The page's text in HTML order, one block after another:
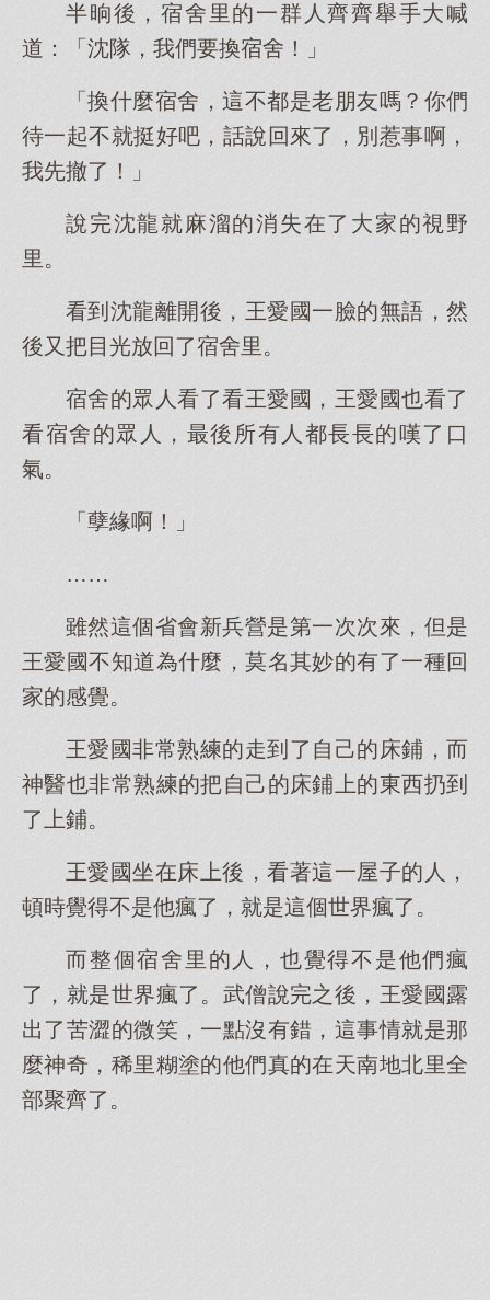
半晌後，宿舍里的一群人齊齊舉手大喊
道：「沈隊，我們要換宿舍！」
「換什麼宿舍，這不都是老朋友嗎？你們
待一起不就挺好吧，話說回來了，別惹事啊，
我先撤了！」
說完沈龍就麻溜的消失在了大家的視野
里。
看到沈龍離開後，王愛國一臉的無語，然
後又把目光放回了宿舍里。
宿舍的眾人看了看王愛國，王愛國也看了
看宿舍的眾人，最後所有人都長長的嘆了口
氣。
「孽緣啊！」
……
雖然這個省會新兵營是第一次次來，但是
王愛國不知道為什麼，莫名其妙的有了一種回
家的感覺。
王愛國非常熟練的走到了自己的床鋪，而
神醫也非常熟練的把自己的床鋪上的東西扔到
了上鋪。
王愛國坐在床上後，看著這一屋子的人，
頓時覺得不是他瘋了，就是這個世界瘋了。
而整個宿舍里的人，也覺得不是他們瘋
了，就是世界瘋了。武僧說完之後，王愛國露
出了苦澀的微笑，一點沒有錯，這事情就是那
麼神奇，稀里糊塗的他們真的在天南地北里全
部聚齊了。